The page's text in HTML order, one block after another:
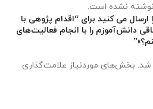
نشده است.
می کنید برای “اقدام پژوهی با
دانش‌آموزم را با انجام فعالیت‌های
شد. بخش‌های موردنیاز علامت‌گذاری